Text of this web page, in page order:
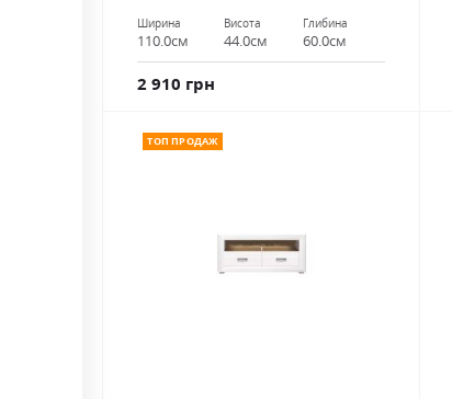
Ширина
110.0см
Висота
44.0см
Глибина
60.0см
2 910 грн
ТОП ПРОДАЖ